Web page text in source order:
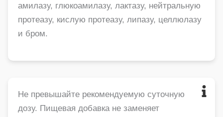
амилазу, глюкоамилазу, лактазу, нейтральную
протеазу, кислую протеазу, липазу, целлюлазу
и бром.
Не превышайте рекомендуемую суточную
дозу. Пищевая добавка не заменяет